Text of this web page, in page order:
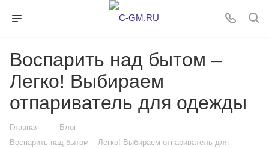
Воспарить над бытом –
Легко! Выбираем
отпариватель для одежды
Главная — Блог —
Воспарить над бытом – Легко! Выбираем отпариватель для